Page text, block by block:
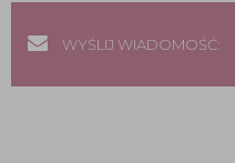
WYŚLIJ WIADOMOŚĆ: